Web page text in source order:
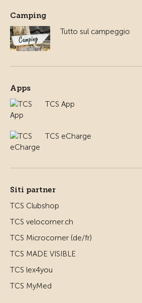
Camping
Tutto sul campeggio
Apps
TCS App
TCS eCharge
Siti partner
TCS Clubshop
TCS velocorner.ch
TCS Microcorner (de/fr)
TCS MADE VISIBLE
TCS lex4you
TCS MyMed